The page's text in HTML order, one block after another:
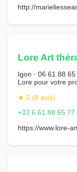
http://
Lore Art
Igon · 06 61 88
Lore pour votre
★ 5 (8 avis)
+33 6 61 88 65 77
https://www.lore-